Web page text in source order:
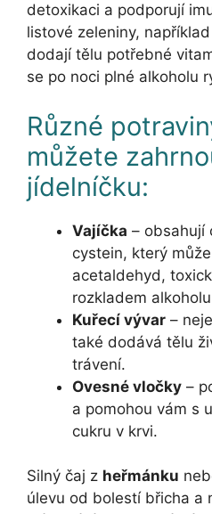
detoxikaci a podporují
listové zeleniny,
dodají tělu potřebné
se po noci plné alkoholu
Různé
můžete
jídelníčku:
Vajíčka – obsahují
cystein, který
acetaldehyd,
rozkladem
Kuřecí vývar –
také dodává tělu
trávení.
Ovesné vločky –
a pomohou vám s
cukru v krvi.
Silný čaj z heřmánku
úlevu od bolestí břicha a